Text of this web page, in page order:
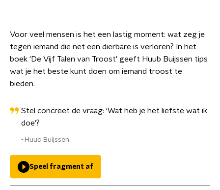
Voor veel mensen is het een lastig moment: wat zeg je
tegen iemand die net een dierbare is verloren? In het
boek ‘De Vijf Talen van Troost’ geeft Huub Buijssen tips
wat je het beste kunt doen om iemand troost te
bieden.
Stel concreet de vraag: ‘Wat heb je het liefste wat ik
doe’?
Huub Buijssen
Speel fragment af